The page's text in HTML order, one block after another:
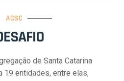
ACSC
de Santa Catarina
19 entidades, entre elas,